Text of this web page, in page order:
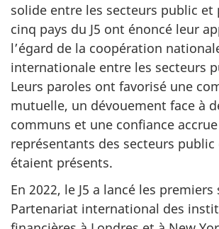
solide entre les secteurs public et
cinq pays du J5 ont énoncé leur
l’égard de la coopération
internationale entre les secteurs
Leurs paroles ont favorisé une
mutuelle, un dévouement face à
communs et une confiance
représentants des secteurs
étaient présents.
En 2022, le J5 a lancé les
Partenariat international des